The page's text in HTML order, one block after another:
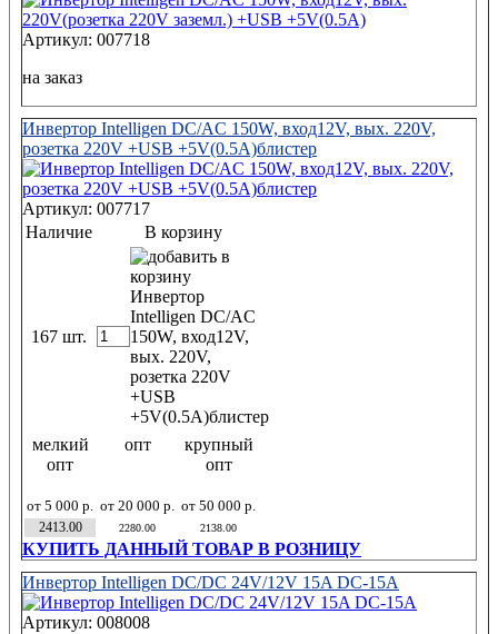
Артикул: 007718
на заказ
Инвертор Intelligen DC/AC 150W, вход12V, вых. 220V,
розетка 220V +USB +5V(0.5А)блистер
Артикул: 007717
Наличие
В корзину
167 шт.
мелкий
опт
от 5 000 р.
опт
от 20 000 р.
крупный
опт
от 50 000 р.
2413.00
2280.00 2138.00
КУПИТЬ ДАННЫЙ ТОВАР В РОЗНИЦУ
Инвертор Intelligen DC/DC 24V/12V 15A DC-15A
Артикул: 008008